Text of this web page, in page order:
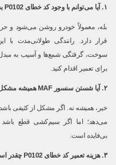
۱. آیا می‌توانم با وجود کد خطای P0102
بله، معمولاً خودرو روشن می‌شود و
قرار دارد. رانندگی طولانی‌مدت
سوخت، گرفتگی شمع‌ها و آسیب به مبدل
برای تعمیر اقدام کنید.
۲. آیا شستن سنسور MAF همیشه
خیر، همیشه نه. اگر مشکل از کثیفی
می‌دهد؛ اما اگر سیم‌کشی قطع
بی‌فایده است.
۳. هزینه تعمیر کد خطای P0102 چقدر